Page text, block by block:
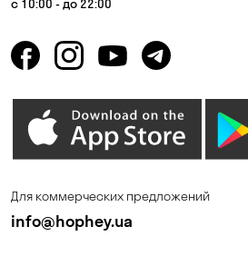
Горишние Плавни
Елизаветовка
Калиновка
с 10:00 - до 22:00
Для коммерческих предложений
info@hophey.ua